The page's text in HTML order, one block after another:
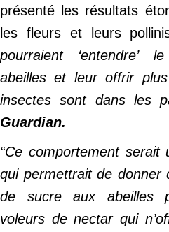
présenté les résultats
les fleurs et leurs
pourraient ‘entendre’
abeilles et leur offrir
insectes sont dans les
Guardian.
“Ce comportement
qui permettrait de donner
de sucre aux abeilles
voleurs de nectar qui